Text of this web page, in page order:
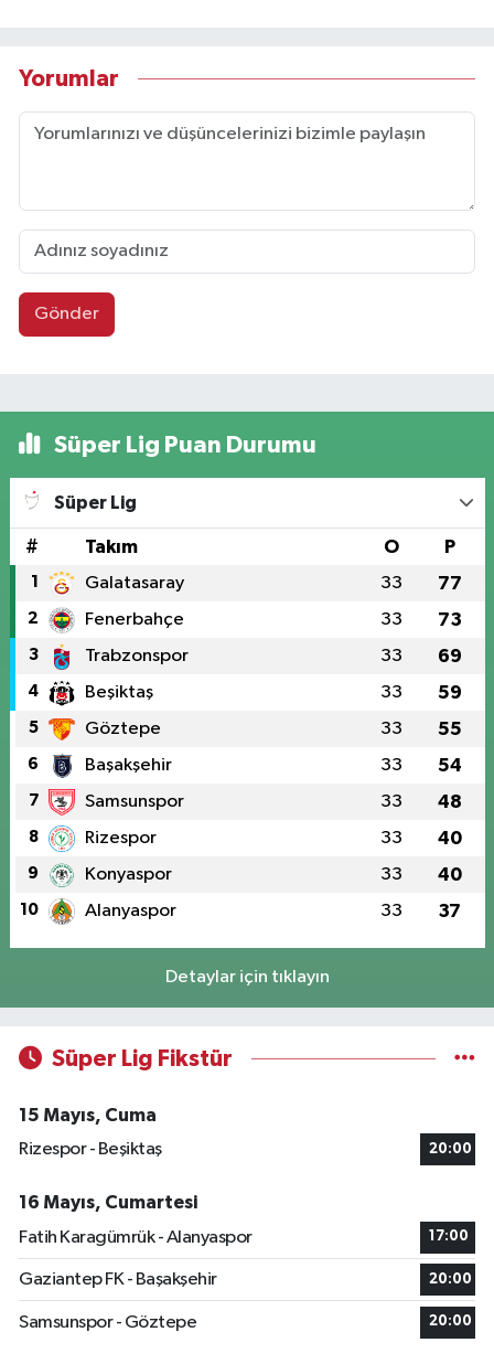
Yorumlar
Gönder
Süper Lig Puan Durumu
Süper Lig
# Takım O P
1 Galatasaray 33 77
2 Fenerbahçe 33 73
3 Trabzonspor 33 69
4 Beşiktaş 33 59
5 Göztepe 33 55
6 Başakşehir 33 54
7 Samsunspor 33 48
8 Rizespor 33 40
9 Konyaspor 33 40
10 Alanyaspor 33 37
Detaylar için tıklayın
Süper Lig Fikstür
15 Mayıs, Cuma
Rizespor - Beşiktaş
20:00
16 Mayıs, Cumartesi
Fatih Karagümrük - Alanyaspor
17:00
Gaziantep FK - Başakşehir 20:00
Samsunspor - Göztepe 20:00